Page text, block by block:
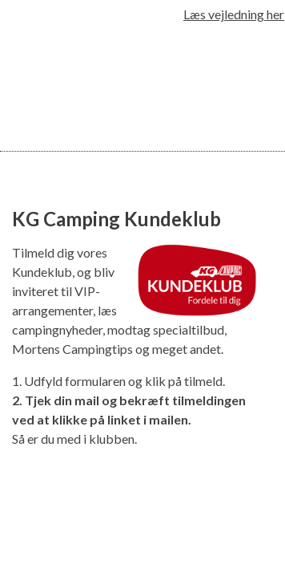
Læs vejledning her
KG Camping Kundeklub
Tilmeld dig vores
Kundeklub, og bliv
inviteret til VIP-
arrangementer, læs
campingnyheder, modtag specialtilbud,
Mortens Campingtips og meget andet.
1. Udfyld formularen og klik på tilmeld.
2. Tjek din mail og bekræft tilmeldingen
ved at klikke på linket i mailen.
Så er du med i klubben.